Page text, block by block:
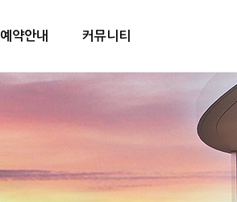
예약안내 커뮤니티